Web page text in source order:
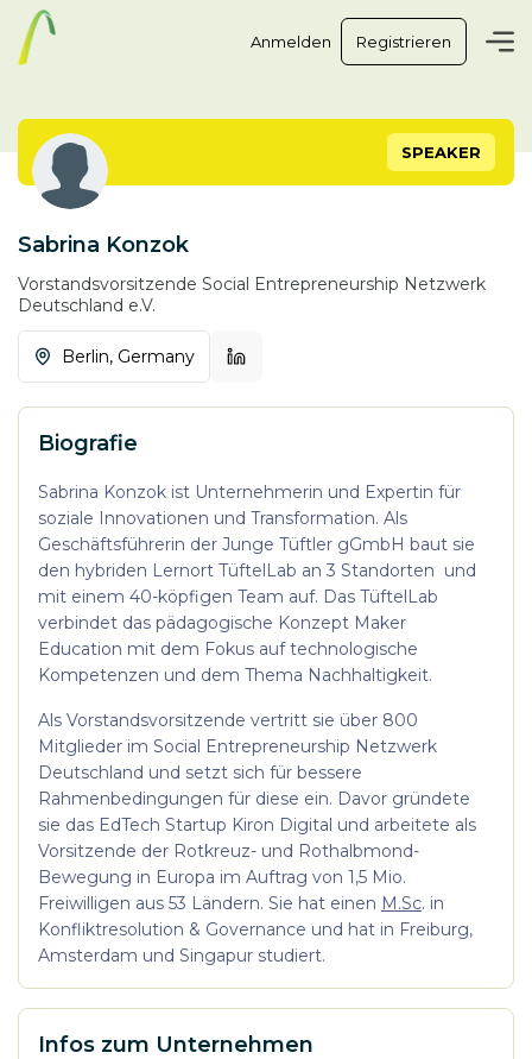
Anmelden Registrieren
SPEAKER
Sabrina Konzok
Vorstandsvorsitzende Social Entrepreneurship Netzwerk
Deutschland e.V.
Berlin, Germany
Biografie
Sabrina Konzok ist Unternehmerin und Expertin für
soziale Innovationen und Transformation. Als
Geschäftsführerin der Junge Tüftler gGmbH baut sie
den hybriden Lernort TüftelLab an 3 Standorten und
mit einem 40-köpfigen Team auf. Das TüftelLab
verbindet das pädagogische Konzept Maker
Education mit dem Fokus auf technologische
Kompetenzen und dem Thema Nachhaltigkeit.
Als Vorstandsvorsitzende vertritt sie über 800
Mitglieder im Social Entrepreneurship Netzwerk
Deutschland und setzt sich für bessere
Rahmenbedingungen für diese ein. Davor gründete
sie das EdTech Startup Kiron Digital und arbeitete als
Vorsitzende der Rotkreuz- und Rothalbmond-
Bewegung in Europa im Auftrag von 1,5 Mio.
Freiwilligen aus 53 Ländern. Sie hat einen M.Sc. in
Konfliktresolution & Governance und hat in Freiburg,
Amsterdam und Singapur studiert.
Infos zum Unternehmen